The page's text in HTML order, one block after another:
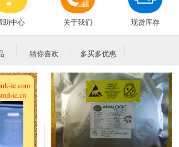
阻的作用
助中心 关于我们 现货库存
猜你喜欢 多买多优惠